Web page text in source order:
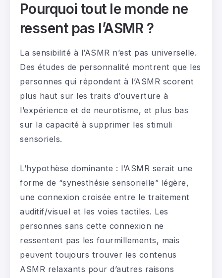
Pourquoi tout le monde ne
ressent pas l’ASMR ?
La sensibilité à l’ASMR n’est pas universelle.
Des études de personnalité montrent que les
personnes qui répondent à l’ASMR scorent
plus haut sur les traits d’ouverture à
l’expérience et de neurotisme, et plus bas
sur la capacité à supprimer les stimuli
sensoriels.
L’hypothèse dominante : l’ASMR serait une
forme de “synesthésie sensorielle” légère,
une connexion croisée entre le traitement
auditif/visuel et les voies tactiles. Les
personnes sans cette connexion ne
ressentent pas les fourmillements, mais
peuvent toujours trouver les contenus
ASMR relaxants pour d’autres raisons